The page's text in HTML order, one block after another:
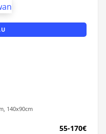
140x90cm
55-170€